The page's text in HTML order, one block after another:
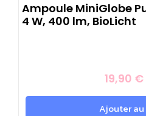
Ampoule MiniGlobe
4 W, 400 lm, BioLicht
19,90 €
Ajouter